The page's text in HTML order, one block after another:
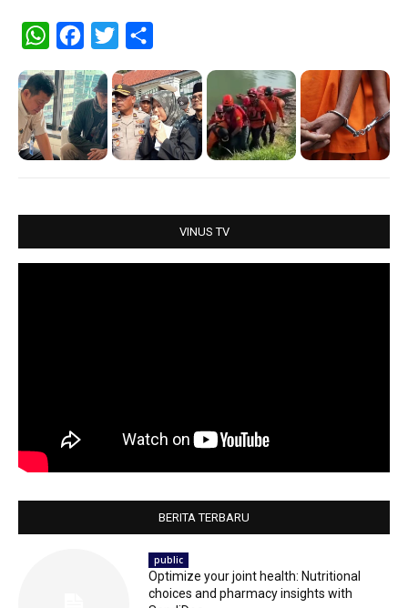
W
a
t
s
c
e
b
i
t
t
a
r
e
VINUS TV
BERITA TERBARU
public
Optimize your joint health: Nutritional
choices and pharmacy insights with